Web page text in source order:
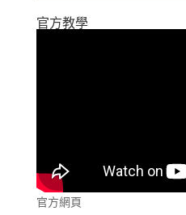
官方教學
官方網頁